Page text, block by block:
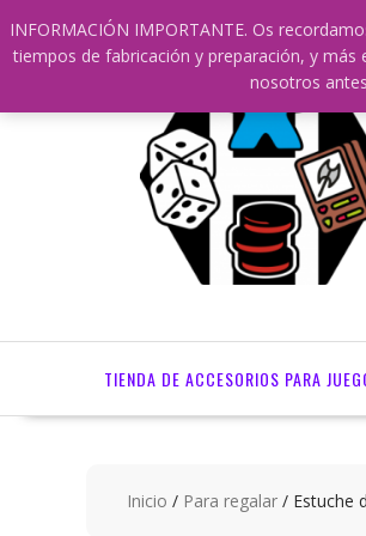
INFORMACIÓN IMPORTANTE. Os
tiempos de fabricación y preparación, y
nosotros
contenido
609241475 SOLO DE 10:00 a 14:00
TIENDA DE ACCESORIOS PARA
Inicio / Para regalar/ Estuche